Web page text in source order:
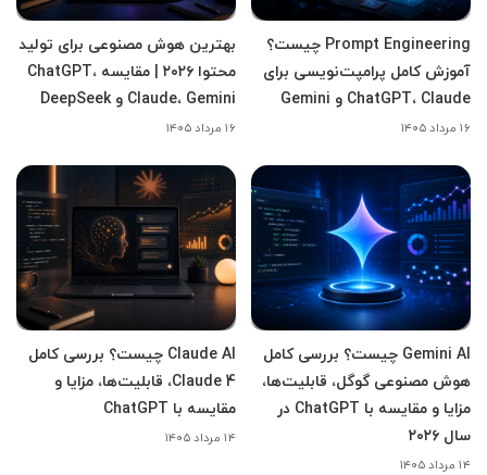
Prompt Engineering چیست؟
آموزش کامل پرامپت‌نویسی برای
ChatGPT، Claude و Gemini
۱۶ مرداد ۱۴۰۵
بهترین هوش مصنوعی برای تولید
محتوا ۲۰۲۶ | مقایسه ChatGPT،
Claude، Gemini و DeepSeek
۱۶ مرداد ۱۴۰۵
Gemini AI چیست؟ بررسی کامل
هوش مصنوعی گوگل، قابلیت‌ها،
مزایا و مقایسه با ChatGPT در
سال ۲۰۲۶
۱۴ مرداد ۱۴۰۵
Claude AI چیست؟ بررسی کامل
Claude 4، قابلیت‌ها، مزایا و
مقایسه با ChatGPT
۱۴ مرداد ۱۴۰۵